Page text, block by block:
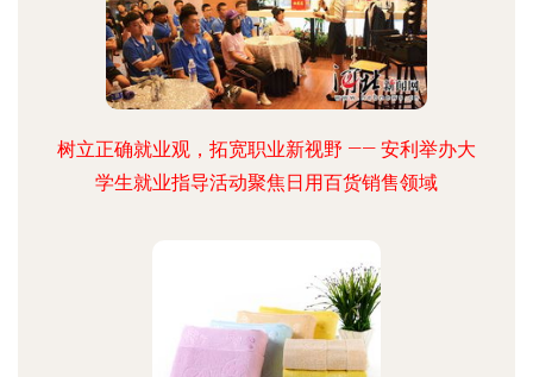
树立正确就业观，拓宽职业新视野 —— 安利举办大
学生就业指导活动聚焦日用百货销售领域